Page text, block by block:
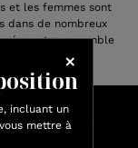
incluant un
mettre à
et les femmes sont
dans de nombreux
votre ensemble
parfait.
des